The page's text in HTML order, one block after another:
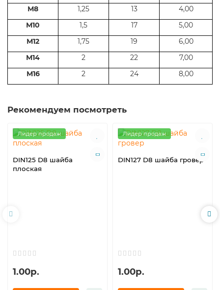
М8
1,25 13
4,00
М10
1,5 17
5,00
М12
1,75 19
6,00
М14
2 22
7,00
М16
2 24 8,00
Рекомендуем посмотреть
Лидер продаж
DIN125 D8 шайба
плоская
1.00р.
Лидер продаж
DIN127 D8 шайба гровер
1.00р.